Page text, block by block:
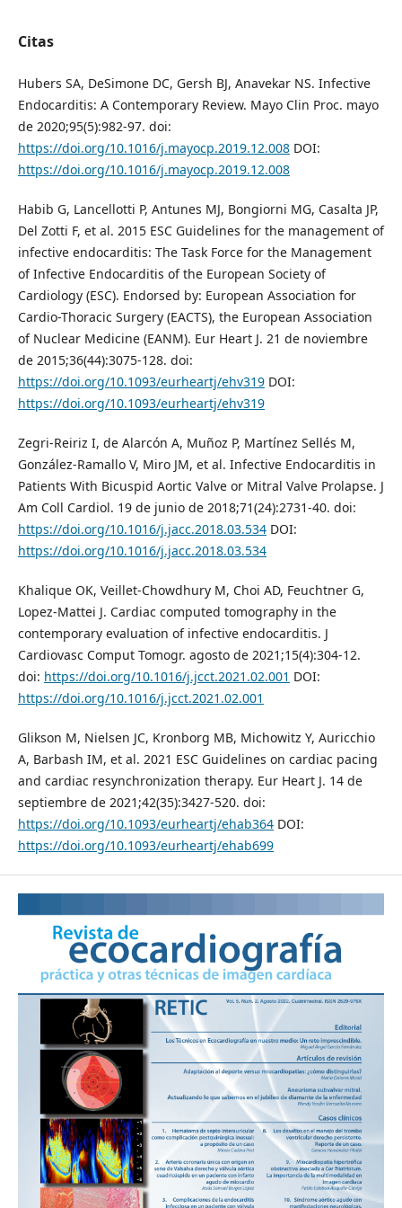
Citas
Hubers SA, DeSimone DC, Gersh BJ, Anavekar NS. Infective
Endocarditis: A Contemporary Review. Mayo Clin Proc. mayo
de 2020;95(5):982-97. doi:
https://doi.org/10.1016/j.mayocp.2019.12.008DOI:
https://doi.org/10.1016/j.mayocp.2019.12.008
Habib G, Lancellotti P, Antunes MJ, Bongiorni MG, Casalta JP,
Del Zotti F, et al. 2015 ESC Guidelines for the management of
infective endocarditis: The Task Force for the Management
of Infective Endocarditis of the European Society of
Cardiology (ESC). Endorsed by: European Association for
Cardio-Thoracic Surgery (EACTS), the European Association
of Nuclear Medicine (EANM). Eur Heart J. 21 de noviembre
de 2015;36(44):3075-128. doi:
https://doi.org/10.1093/eurheartj/ehv319DOI:
https://doi.org/10.1093/eurheartj/ehv319
Zegri-Reiriz I, de Alarcón A, Muñoz P, Martínez Sellés M,
González-Ramallo V, Miro JM, et al. Infective Endocarditis in
Patients With Bicuspid Aortic Valve or Mitral Valve Prolapse. J
Am Coll Cardiol. 19 de junio de 2018;71(24):2731-40. doi:
https://doi.org/10.1016/j.jacc.2018.03.534DOI:
https://doi.org/10.1016/j.jacc.2018.03.534
Khalique OK, Veillet-Chowdhury M, Choi AD, Feuchtner G,
Lopez-Mattei J. Cardiac computed tomography in the
contemporary evaluation of infective endocarditis. J
Cardiovasc Comput Tomogr. agosto de 2021;15(4):304-12.
doi: https://doi.org/10.1016/j.jcct.2021.02.001 DOI:
https://doi.org/10.1016/j.jcct.2021.02.001
Glikson M, Nielsen JC, Kronborg MB, Michowitz Y, Auricchio
A, Barbash IM, et al. 2021 ESC Guidelines on cardiac pacing
and cardiac resynchronization therapy. Eur Heart J. 14 de
septiembre de 2021;42(35):3427-520. doi:
https://doi.org/10.1093/eurheartj/ehab364DOI:
https://doi.org/10.1093/eurheartj/ehab699